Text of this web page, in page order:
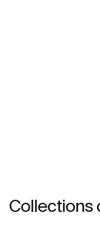
Collections